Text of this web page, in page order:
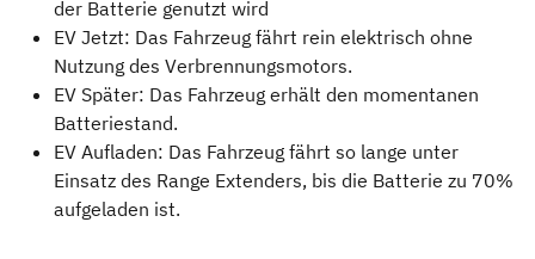
der Batterie genutzt wird
EV Jetzt: Das Fahrzeug fährt rein elektrisch ohne
Nutzung des Verbrennungsmotors.
EV Später: Das Fahrzeug erhält den momentanen
Batteriestand.
EV Aufladen: Das Fahrzeug fährt so lange unter
Einsatz des Range Extenders, bis die Batterie zu 70%
aufgeladen ist.